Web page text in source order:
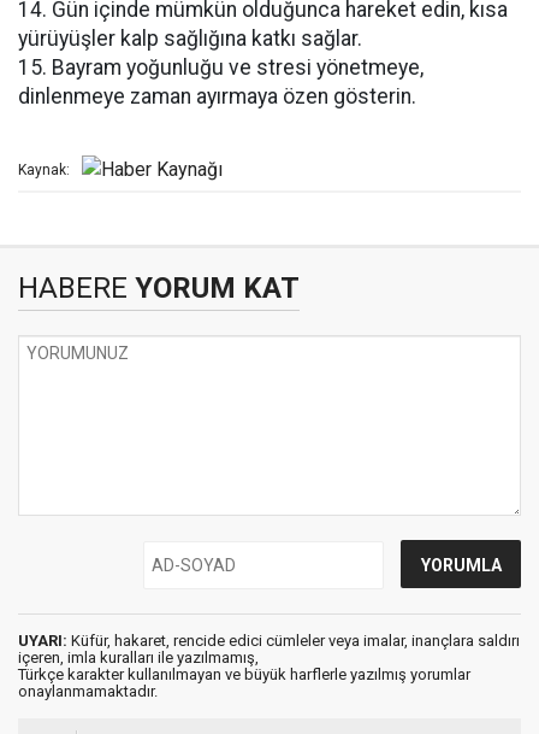
14. Gün içinde mümkün olduğunca hareket edin, kısa
yürüyüşler kalp sağlığına katkı sağlar.
15. Bayram yoğunluğu ve stresi yönetmeye,
dinlenmeye zaman ayırmaya özen gösterin.
Kaynak:
HABERE YORUM KAT
UYARI: Küfür, hakaret, rencide edici cümleler veya imalar, inançlara saldırı
içeren, imla kuralları ile yazılmamış,
Türkçe karakter kullanılmayan ve büyük harflerle yazılmış yorumlar
onaylanmamaktadır.